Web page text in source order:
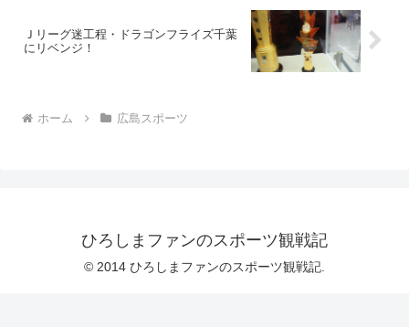
Ｊリーグ迷工程・ドラゴンフライズ千葉
にリベンジ！
ホーム 広島スポーツ
ひろしまファンのスポーツ観戦記
© 2014 ひろしまファンのスポーツ観戦記.